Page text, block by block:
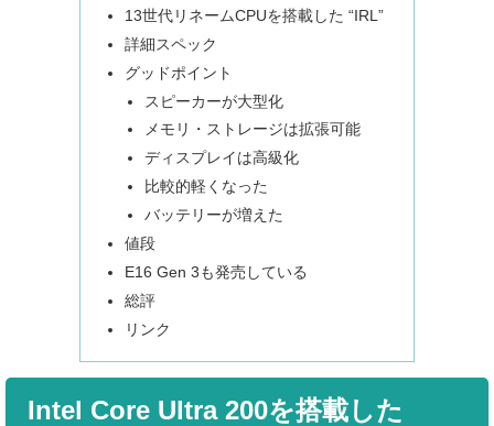
13世代リネームCPUを搭載した “IRL”
詳細スペック
グッドポイント
スピーカーが大型化
メモリ・ストレージは拡張可能
ディスプレイは高級化
比較的軽くなった
バッテリーが増えた
値段
E16 Gen 3も発売している
総評
リンク
Intel Core Ultra 200を搭載した